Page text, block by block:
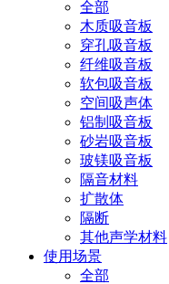
全部
木质吸音板
穿孔吸音板
纤维吸音板
软包吸音板
空间吸声体
铝制吸音板
砂岩吸音板
玻镁吸音板
隔音材料
扩散体
隔断
其他声学材料
使用场景
全部